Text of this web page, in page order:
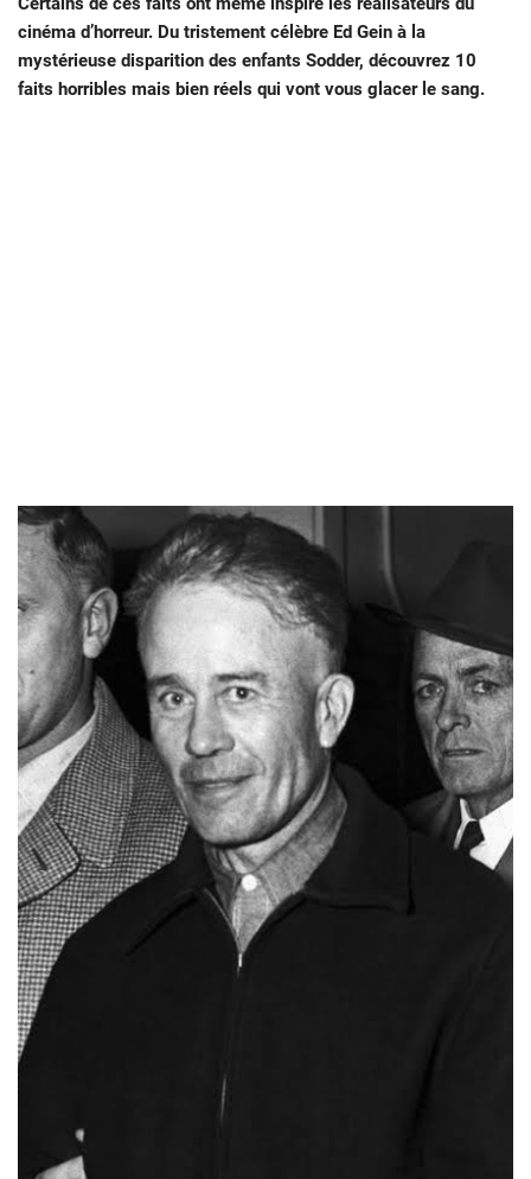
cinéma d’horreur. Du tristement célèbre Ed Gein à la
mystérieuse disparition des enfants Sodder, découvrez 10
faits horribles mais bien réels qui vont vous glacer le sang.